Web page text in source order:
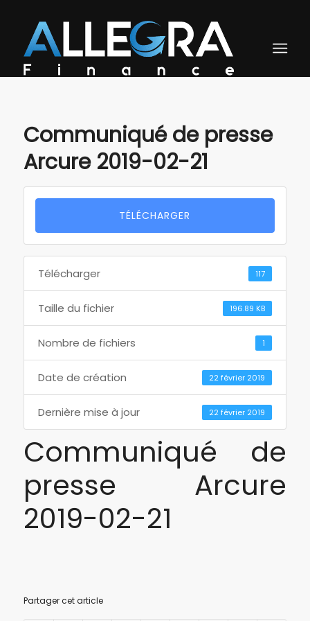
Communiqué de presse
Arcure 2019-02-21
TÉLÉCHARGER
Télécharger 117
Taille du fichier 196.89 KB
Nombre de fichiers 1
Date de création 22 février 2019
Dernière mise à jour 22 février 2019
Communiqué de
presse Arcure
2019-02-21
Partager cet article